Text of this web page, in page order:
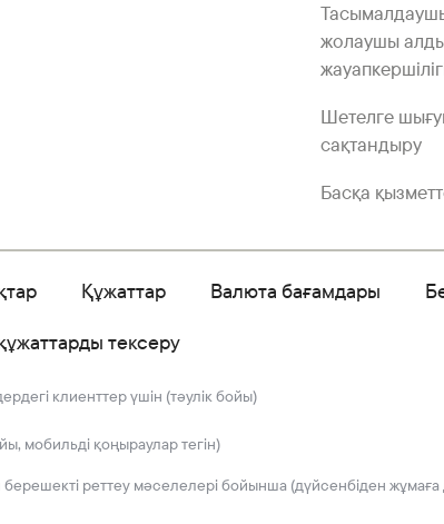
жолаушы
Шетелге
сақтандыру
Басқа
Құжаттар Валюта бағамдары
тексеру
клиенттер үшін (тәулік бойы)
мобильді қоңыраулар тегін)
реттеу мәселелері бойынша (дүйсенбіден